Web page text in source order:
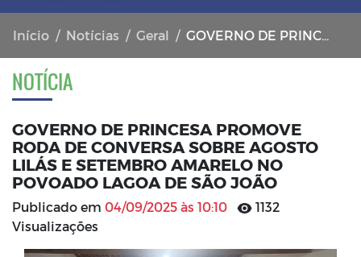
Início Notícias Geral GOVERNO DE PRINCESA PROMOVE RODA DE CONVERSA SOBRE AGOSTO LILÁS E SETEMBRO AMARELO NO POVOADO LAGOA DE SÃO JOÃO
NOTÍCIA
GOVERNO DE PRINCESA PROMOVE
RODA DE CONVERSA SOBRE AGOSTO
LILÁS E SETEMBRO AMARELO NO
POVOADO LAGOA DE SÃO JOÃO
Publicado em 04/09/2025 às 10:10
1132
Visualizações